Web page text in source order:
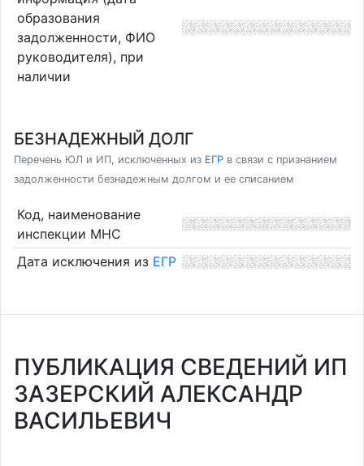
образования
задолженности, ФИО
руководителя), при
наличии
БЕЗНАДЕЖНЫЙ ДОЛГ
Перечень ЮЛ и ИП, исключенных из ЕГР в связи с признанием
задолженности безнадежным долгом и ее списанием
Код, наименование
инспекции МНС
Дата исключения из ЕГР
ПУБЛИКАЦИЯ СВЕДЕНИЙ ИП
ЗАЗЕРСКИЙ АЛЕКСАНДР
ВАСИЛЬЕВИЧ